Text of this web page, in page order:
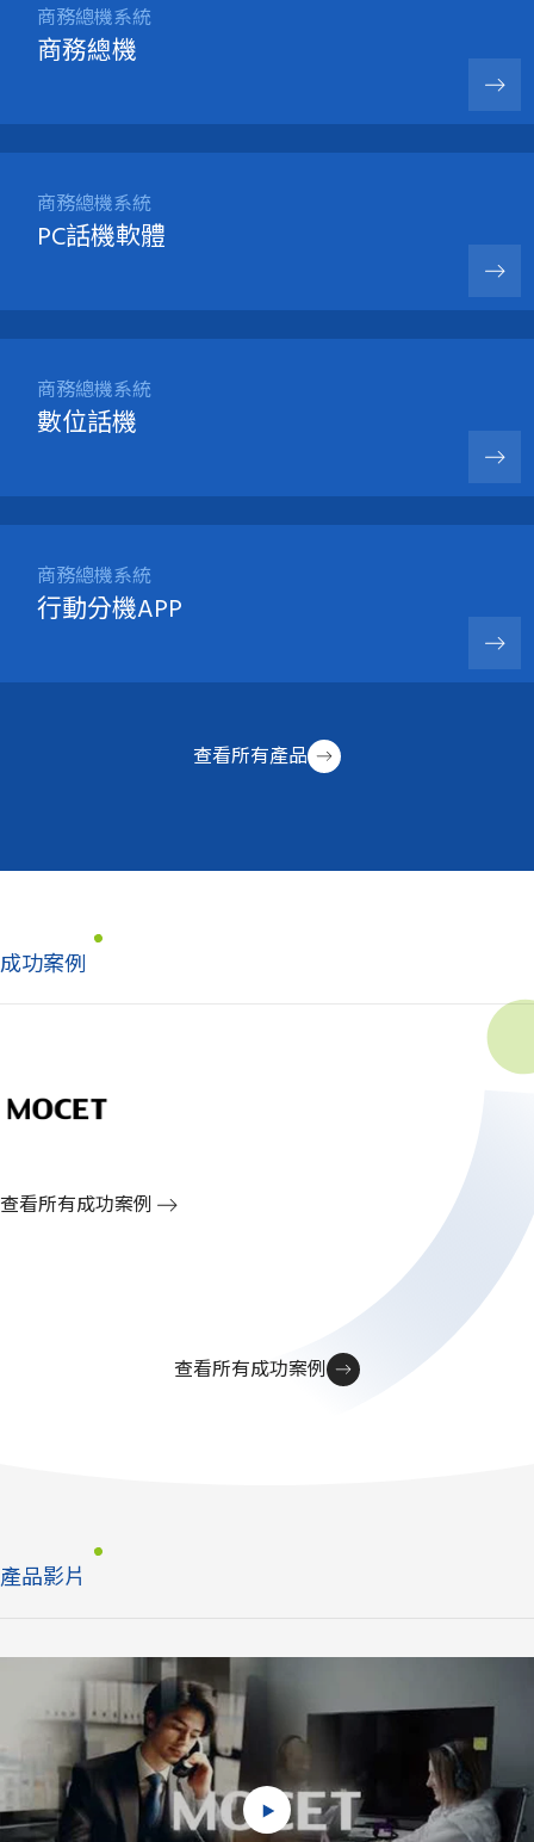
商務總機系統
商務總機
商務總機系統
PC話機軟體
商務總機系統
數位話機
商務總機系統
行動分機APP
查看所有產品
成功案例
查看所有成功案例
查看所有成功案例
產品影片